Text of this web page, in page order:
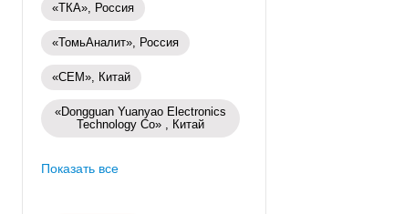
«ТКА», Россия
«ТомьАналит», Россия
«CEM», Китай
«Dongguan Yuanyao Electronics
Technology Co» , Китай
Показать все